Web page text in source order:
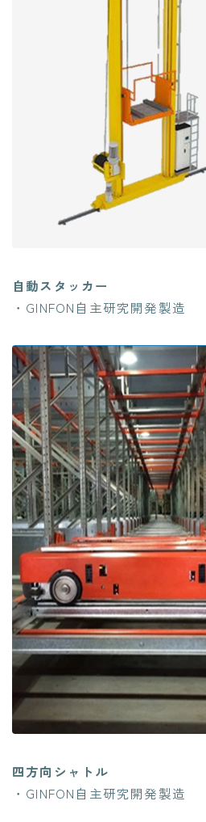
自動スタッカー
・GINFON自主研究開発製造
四方向シャトル
・GINFON自主研究開発製造